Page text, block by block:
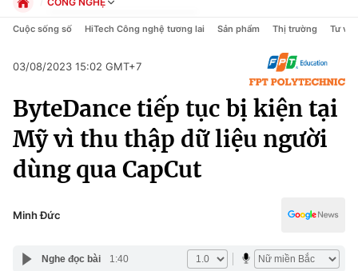
Chính trị
Xã hội
Pháp luật
Y tế
Chính trị
Pháp luật
Thể thao
Truyền hình
Văn hóa - Giải trí
Y tế
Công nghệ
Cuộc sống số HiTech Công nghệ tương lai Sản phẩm Thị trường Tư vấn
03/08/2023 15:02 GMT+7
ByteDance tiếp tục bị kiện tại
Mỹ vì thu thập dữ liệu người
dùng qua CapCut
Minh Đức
Nghe đọc bài 1:40